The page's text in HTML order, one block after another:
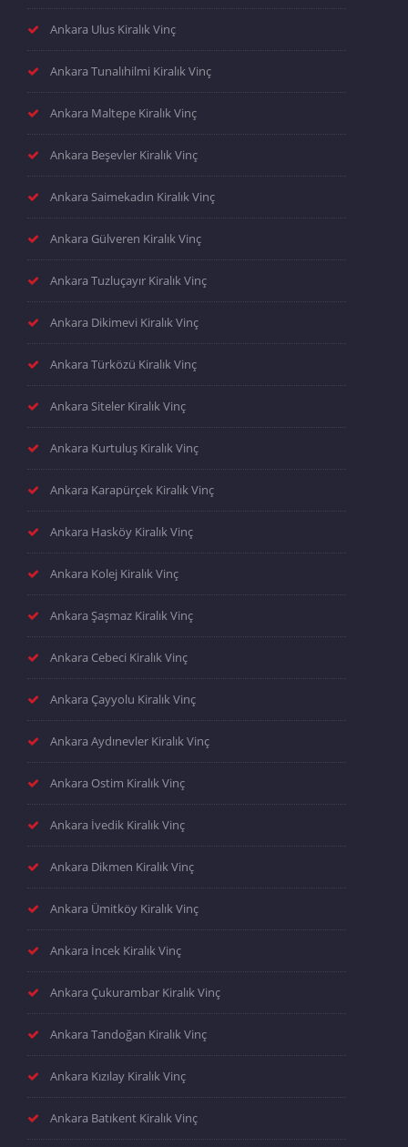
Ankara Ulus Kiralık Vinç
Ankara Tunalıhilmi Kiralık Vinç
Ankara Maltepe Kiralık Vinç
Ankara Beşevler Kiralık Vinç
Ankara Saimekadın Kiralık Vinç
Ankara Gülveren Kiralık Vinç
Ankara Tuzluçayır Kiralık Vinç
Ankara Dikimevi Kiralık Vinç
Ankara Türközü Kiralık Vinç
Ankara Siteler Kiralık Vinç
Ankara Kurtuluş Kiralık Vinç
Ankara Karapürçek Kiralık Vinç
Ankara Hasköy Kiralık Vinç
Ankara Kolej Kiralık Vinç
Ankara Şaşmaz Kiralık Vinç
Ankara Cebeci Kiralık Vinç
Ankara Çayyolu Kiralık Vinç
Ankara Aydınevler Kiralık Vinç
Ankara Ostim Kiralık Vinç
Ankara İvedik Kiralık Vinç
Ankara Dikmen Kiralık Vinç
Ankara Ümitköy Kiralık Vinç
Ankara İncek Kiralık Vinç
Ankara Çukurambar Kiralık Vinç
Ankara Tandoğan Kiralık Vinç
Ankara Kızılay Kiralık Vinç
Ankara Batıkent Kiralık Vinç